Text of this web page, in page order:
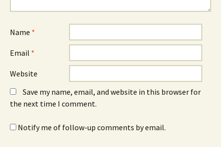
Name *
Email *
Website
Save my name, email, and website in this browser for
the next time I comment.
Notify me of follow-up comments by email.